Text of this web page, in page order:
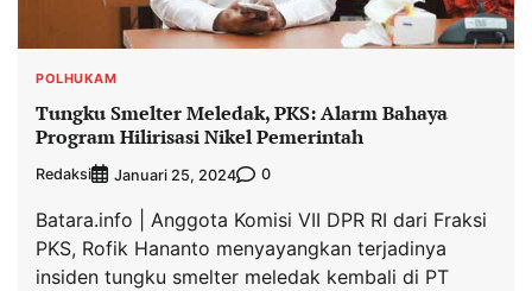
POLHUKAM
Tungku Smelter Meledak, PKS: Alarm Bahaya
Program Hilirisasi Nikel Pemerintah
Redaksi Januari 25, 2024 0
Batara.info | Anggota Komisi VII DPR RI dari Fraksi
PKS, Rofik Hananto menyayangkan terjadinya
insiden tungku smelter meledak kembali di PT